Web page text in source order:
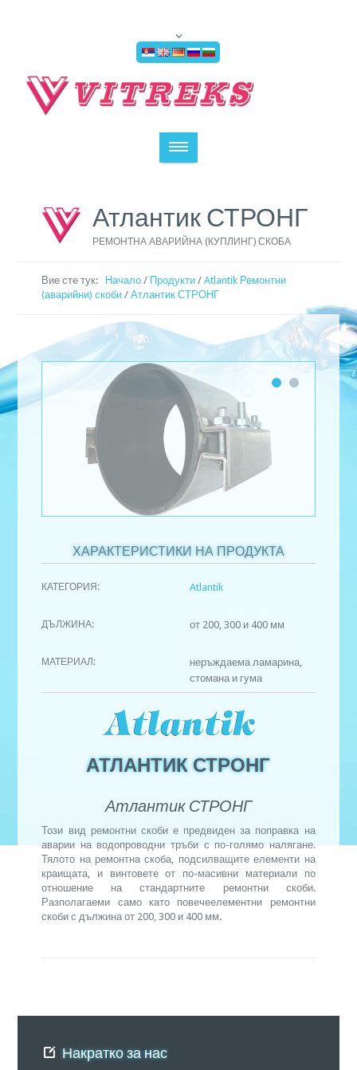
Атлантик СТРОНГ
РЕМОНТНА АВАРИЙНА (КУПЛИНГ) СКОБА
Вие сте тук: Начало / Продукти /Atlantik Ремонтни
(аварийни) скоби /Атлантик СТРОНГ
ХАРАКТЕРИСТИКИ НА ПРОДУКТА
КАТЕГОРИЯ: Atlantik
ДЪЛЖИНА: от 200, 300 и 400 мм
МАТЕРИАЛ:
неръждаема ламарина,
стомана и гума
АТЛАНТИК СТРОНГ
Атлантик СТРОНГ
Този вид ремонтни скоби е предвиден за поправка на
аварии на водопроводни тръби с по-голямо налягане.
Тялото на ремонтна скоба, подсилващите елементи на
краищата, и винтовете от по-масивни материали по
отношение на стандартните ремонтни скоби.
Разполагаеми само като повечеелементни ремонтни
скоби с дължина от 200, 300 и 400 мм.
Накратко за нас